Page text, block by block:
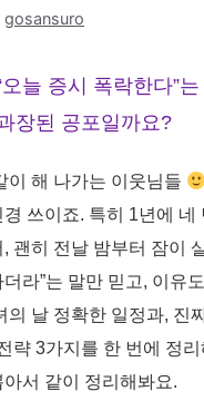
gosansuro
늘 증시 폭락한다”
장된 공포일까요?
이 해 나가는 이웃님들
쓰이죠. 특히 1년에 네
괜히 전날 밤부터 잠이
라”는 말만 믿고, 이유
의 날 정확한 일정과, 진
략 3가지를 한 번에 정
서 같이 정리해봐요.